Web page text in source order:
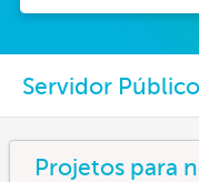
Servidor
Projetos para